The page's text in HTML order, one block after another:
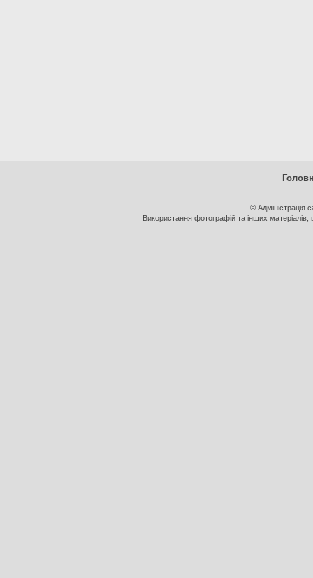
© Адміністрація
Використання фотографій та інших матеріалів,